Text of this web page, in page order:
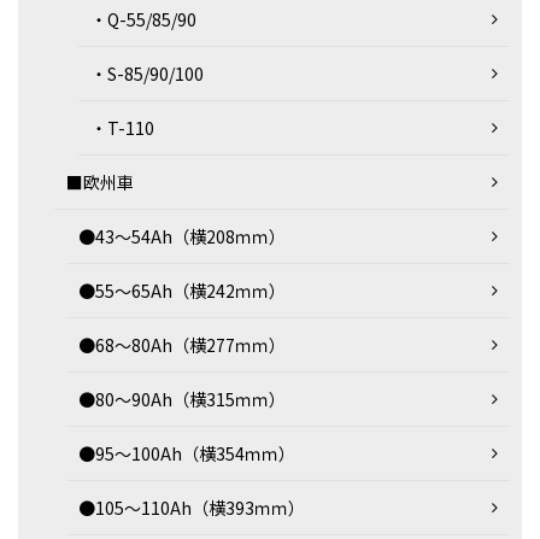
・Q-55/85/90
・S-85/90/100
・T-110
■欧州車
●43～54Ah（横208ｍｍ）
●55～65Ah（横242ｍｍ）
●68～80Ah（横277ｍｍ）
●80～90Ah（横315ｍｍ）
●95～100Ah（横354ｍｍ）
●105～110Ah（横393ｍｍ）